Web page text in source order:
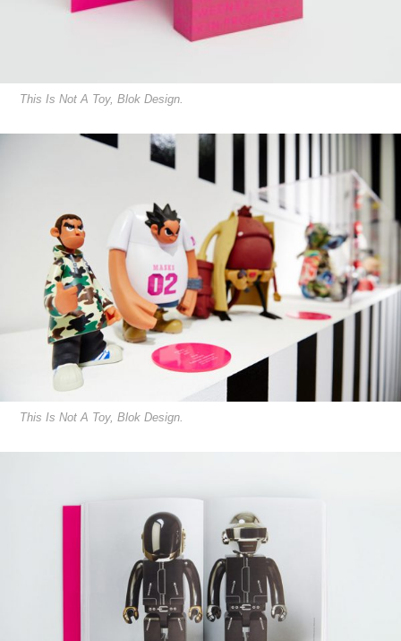
This Is Not A Toy, Blok Design.
This Is Not A Toy, Blok Design.